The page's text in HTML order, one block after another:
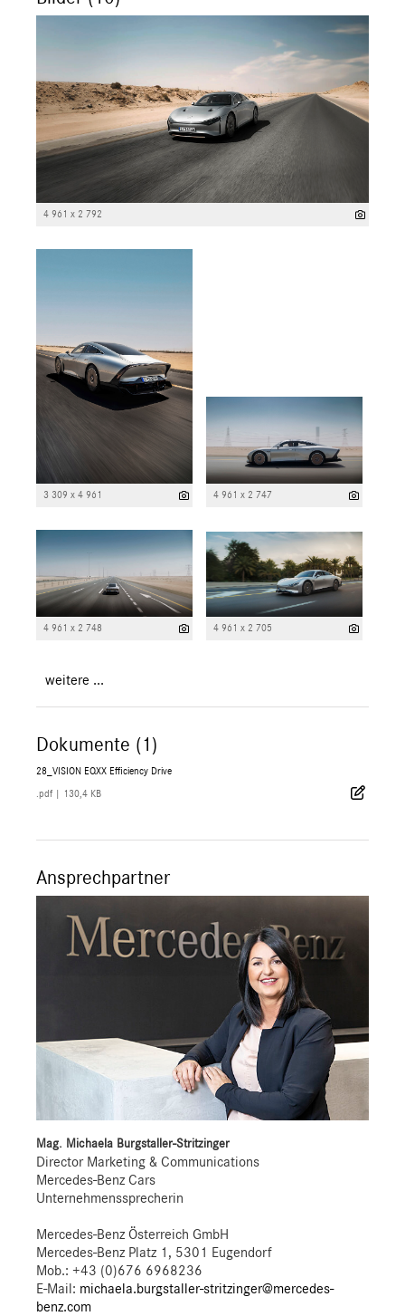
4 961 x 2 792
3 309 x 4 961 4 961 x 2 747
4 961 x 2 748 4 961 x 2 705
weitere ...
Dokumente (1)
28_VISION EQXX Efficiency Drive
.pdf 130,4 KB
Ansprechpartner
Mag. Michaela Burgstaller-Stritzinger
Director Marketing & Communications
Mercedes-Benz Cars
Unternehmenssprecherin
Mercedes-Benz Österreich GmbH
Mercedes-Benz Platz 1, 5301 Eugendorf
Mob.: +43 (0)676 6968236
E-Mail: michaela.burgstaller-stritzinger@mercedes-
benz.com